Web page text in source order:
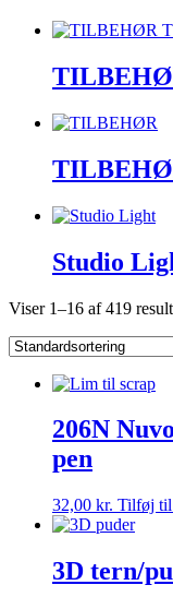
Studio
Viser 1–16 af 419
206N
pen
32,00 kr. Tilføj
3D tern/